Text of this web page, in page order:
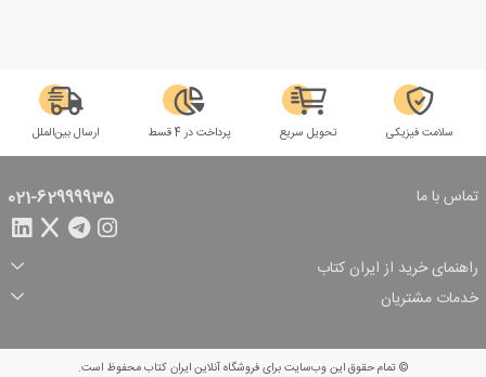
سلامت فیزیکی تحویل سریع پرداخت در 4 قسط ارسال بین‌الملل
تماس با ما 021-62999935
راهنمای خرید از ایران کتاب
ثبت سفارش
شرایط ارسال سفارش
شیوه پرداخت
تخفیف‌های خرید
خدمات مشتریان
© تمام حقوق این وب‌سایت برای فروشگاه آنلاین ایران کتاب محفوظ است.